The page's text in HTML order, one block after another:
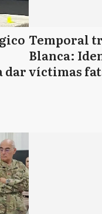
dar
Temporal
Blanca:
víctimas